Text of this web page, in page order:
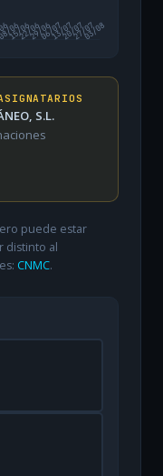
06
15/0622/0629/0606/0713/0720/0727/07
03/08
S.L.
puede estar
distinto al
CNMC.